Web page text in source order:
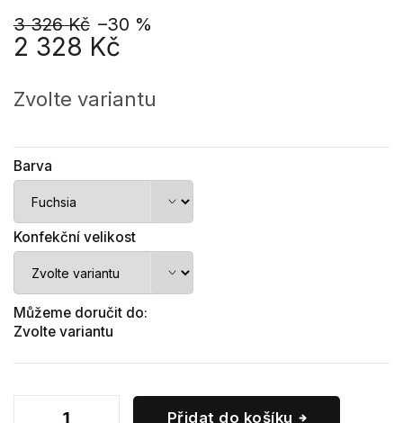
3 326 Kč –30 %
2 328 Kč
cena:
Zvolte variantu
Barva
Konfekční velikost
Můžeme doručit do:
Zvolte variantu
Přidat do košíku